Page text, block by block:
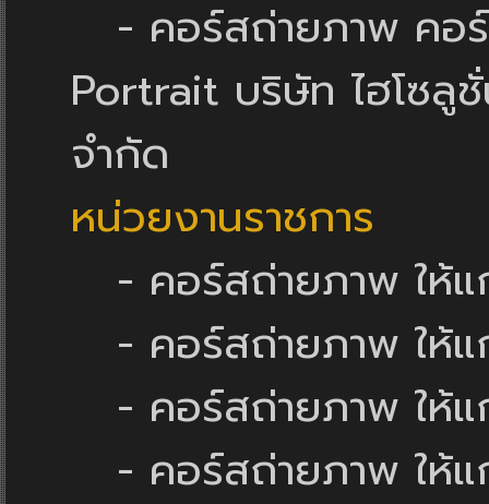
- คอร์สถ่ายภาพ คอ
Portrait บริษัท ไฮโซลู
จำกัด
หน่วยงานราชการ
- คอร์สถ่ายภาพ ให้
- คอร์สถ่ายภาพ ให้
- คอร์สถ่ายภาพ ให้แ
- คอร์สถ่ายภาพ ให้